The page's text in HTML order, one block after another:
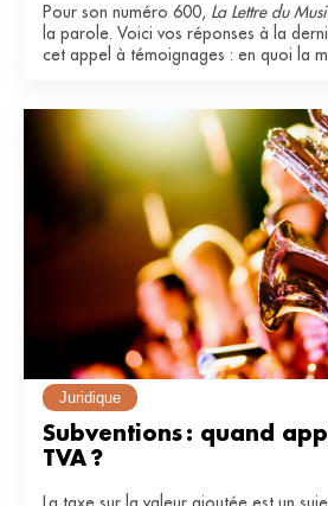
Pour son numéro 600, La Lettre du
la parole. Voici vos réponses à la
cet appel à témoignages : en quoi la
Juridique
Subventions : quand
TVA ?